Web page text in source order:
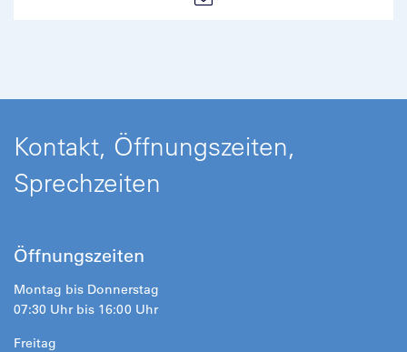
Kontakt, Öffnungszeiten,
Sprechzeiten
Öffnungszeiten
Montag bis Donnerstag
07:30 Uhr bis 16:00 Uhr
Freitag